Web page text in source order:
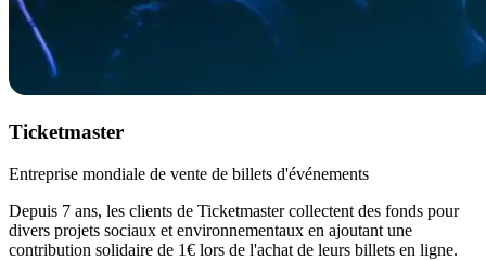
Ticketmaster
Entreprise mondiale de vente de billets d'événements
Depuis 7 ans, les clients de Ticketmaster collectent des fonds pour
divers projets sociaux et environnementaux en ajoutant une
contribution solidaire de 1€ lors de l'achat de leurs billets en ligne.